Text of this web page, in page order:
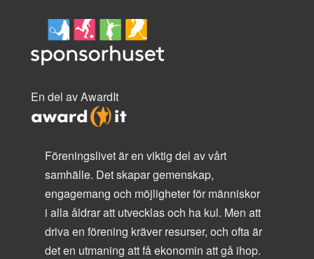
En del av AwardIt
Föreningslivet är en viktig del av vårt
samhälle. Det skapar gemenskap,
engagemang och möjligheter för människor
i alla åldrar att utvecklas och ha kul. Men att
driva en förening kräver resurser, och ofta är
det en utmaning att få ekonomin att gå ihop.